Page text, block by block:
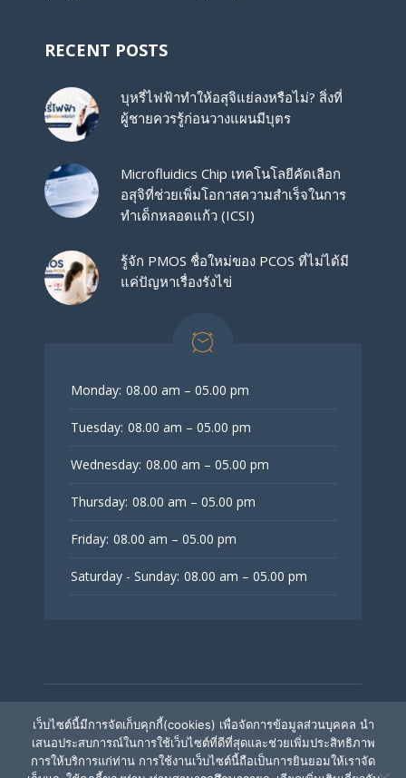
RECENT POSTS
บุหรี่ไฟฟ้าทำให้อสุจิแย่ลงหรือไม่? สิ่งที่
ผู้ชายควรรู้ก่อนวางแผนมีบุตร
Microfluidics Chip เทคโนโลยีคัดเลือก
อสุจิที่ช่วยเพิ่มโอกาสความสำเร็จในการ
ทำเด็กหลอดแก้ว (ICSI)
รู้จัก PMOS ชื่อใหม่ของ PCOS ที่ไม่ได้มี
แค่ปัญหาเรื่องรังไข่
Monday: 08.00 am – 05.00 pm
Tuesday: 08.00 am – 05.00 pm
Wednesday: 08.00 am – 05.00 pm
Thursday: 08.00 am – 05.00 pm
Friday: 08.00 am – 05.00 pm
Saturday - Sunday: 08.00 am – 05.00 pm
© V Fertility Thailand
ติดตามเรา
เว็บไซต์นี้มีการจัดเก็บคุกกี้(cookies) เพื่อจัดการข้อมูลส่วนบุคคล นำ
เสนอประสบการณ์ในการใช้เว็บไซต์ที่ดีที่สุดและช่วยเพิ่มประสิทธิภาพ
การให้บริการแก่ท่าน การใช้งานเว็บไซต์นี้ถือเป็นการยินยอมให้เราจัด